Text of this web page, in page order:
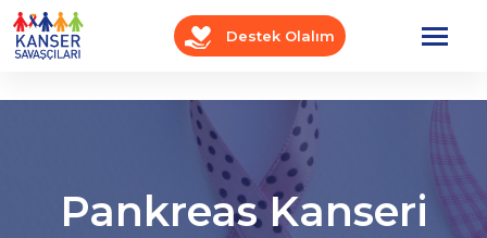
Destek Olalım
Pankreas Kanseri